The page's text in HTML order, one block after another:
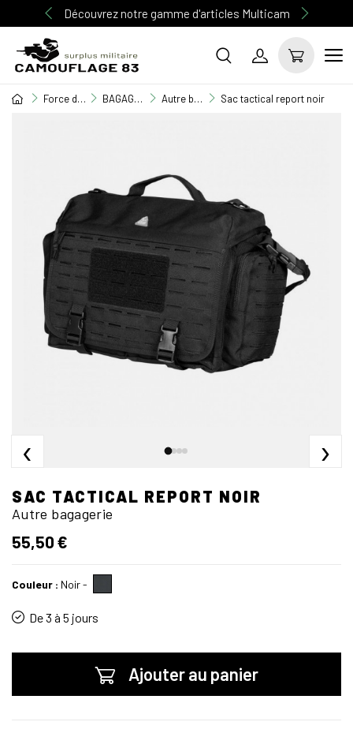
Découvrez notre gamme d'articles Multicam
Force de l'ordre BAGAGERIE Autre bagagerie Sac tactical report noir
‹ ›
SAC TACTICAL REPORT NOIR
Autre bagagerie
55,50 €
Couleur : Noir-
De 3 à 5 jours
Ajouter au panier